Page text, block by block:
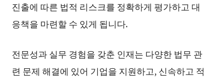
진출에 따른 법적 리스크를 정확하게 평가하고 대
응책을 마련할 수 있게 됩니다.
전문성과 실무 경험을 갖춘 인재는 다양한 법무 관
련 문제 해결에 있어 기업을 지원하고, 신속하고 적